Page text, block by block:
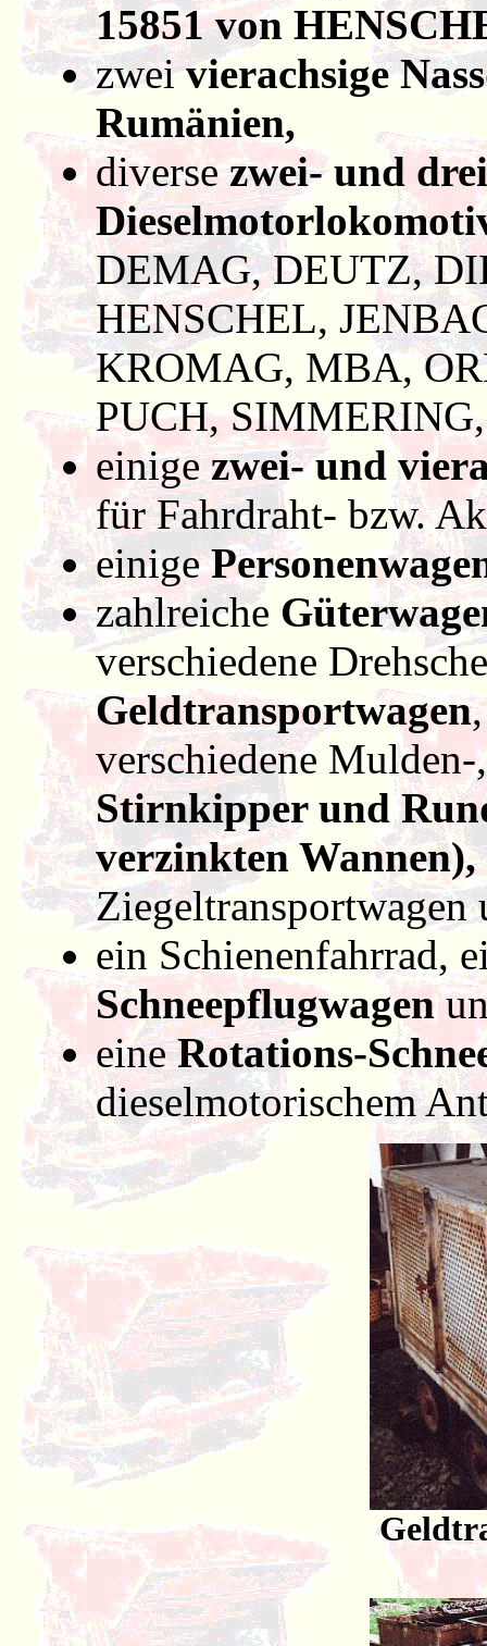
15851 von
zweivierachsige
Rumänien,
diversezwei- und
DEMAG, DEUTZ,
HENSCHEL,
KROMAG, MBA,
PUCH,
einigezwei- und
für Fahrdraht- bzw.
einige
zahlreiche
verschiedene
Geldtransportwagen
verschiedene
Stirnkipper und
verzinkten Wannen),
Ziegeltransportwagen
ein Schienenfahrrad,
Schneepflugwagen
eineRotations-
dieselmotorischem